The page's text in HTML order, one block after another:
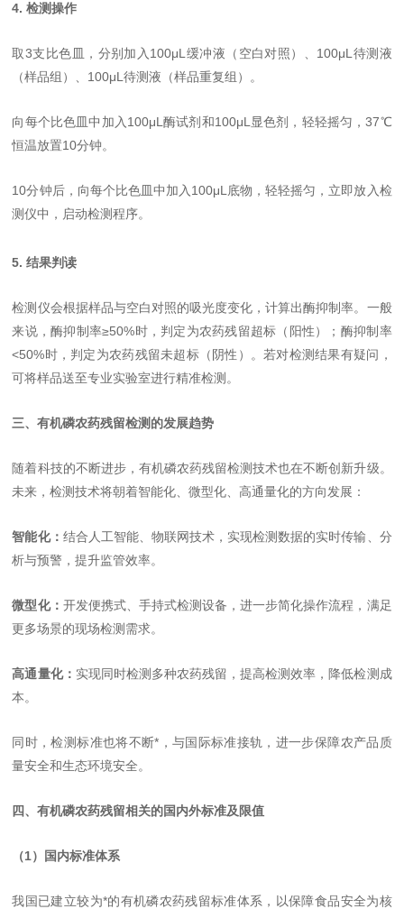
4. 检测操作
取3支比色皿，分别加入100μL缓冲液（空白对照）、100μL待测液
（样品组）、100μL待测液（样品重复组）。
向每个比色皿中加入100μL酶试剂和100μL显色剂，轻轻摇匀，37℃
恒温放置10分钟。
10分钟后，向每个比色皿中加入100μL底物，轻轻摇匀，立即放入检
测仪中，启动检测程序。
5. 结果判读
检测仪会根据样品与空白对照的吸光度变化，计算出酶抑制率。一般
来说，酶抑制率≥50%时，判定为农药残留超标（阳性）；酶抑制率
<50%时，判定为农药残留未超标（阴性）。若对检测结果有疑问，
可将样品送至专业实验室进行精准检测。
三、有机磷农药残留检测的发展趋势
随着科技的不断进步，有机磷农药残留检测技术也在不断创新升级。
未来，检测技术将朝着智能化、微型化、高通量化的方向发展：
智能化： 结合人工智能、物联网技术，实现检测数据的实时传输、分
析与预警，提升监管效率。
微型化： 开发便携式、手持式检测设备，进一步简化操作流程，满足
更多场景的现场检测需求。
高通量化： 实现同时检测多种农药残留，提高检测效率，降低检测成
本。
同时，检测标准也将不断*，与国际标准接轨，进一步保障农产品质
量安全和生态环境安全。
四、有机磷农药残留相关的国内外标准及限值
（1）国内标准体系
我国已建立较为*的有机磷农药残留标准体系，以保障食品安全为核